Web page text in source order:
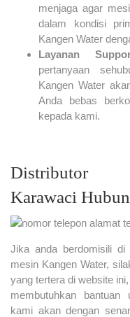
menjaga agar
dalam kondisi
Kangen Water
Layanan
pertanyaan
Kangen Water
Anda bebas
kepada kami.
Karawaci
Jika anda berdomisili
mesin Kangen Water,
yang tertera di website
membutuhkan bantuan
kami akan dengan